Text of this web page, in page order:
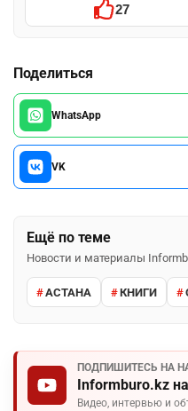
27
Поделиться
WhatsApp
VK
Ещё по теме
Новости и материалы
АСТАНА КНИГИ
ПОДПИШИТЕСЬ НА
Informburo.kz
Видео, интервью и